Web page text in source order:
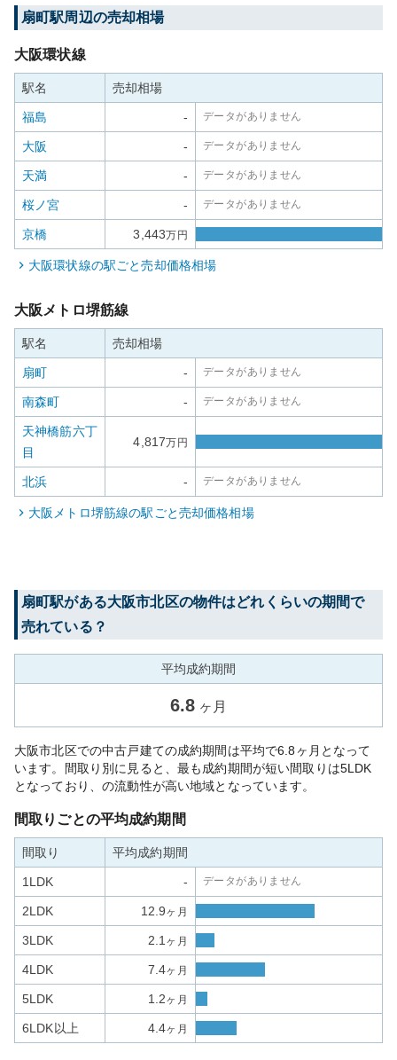
扇町駅周辺の売却相場
大阪環状線
駅名 売却相場
福島 - データがありません
大阪 - データがありません
天満 - データがありません
桜ノ宮 - データがありません
京橋 3,443万円
大阪環状線の駅ごと売却価格相場
大阪メトロ堺筋線
駅名 売却相場
扇町 - データがありません
南森町 - データがありません
天神橋筋六丁
目
4,817万円
北浜 - データがありません
大阪メトロ堺筋線の駅ごと売却価格相場
扇町駅がある大阪市北区の物件はどれくらいの期間で
売れている？
平均成約期間
6.8 ヶ月
大阪市北区での中古戸建ての成約期間は平均で6.8ヶ月となって
います。間取り別に見ると、最も成約期間が短い間取りは5LDK
となっており、の流動性が高い地域となっています。
間取りごとの平均成約期間
間取り 平均成約期間
1LDK - データがありません
2LDK 12.9ヶ月
3LDK 2.1 ヶ月
4LDK 7.4ヶ月
5LDK 1.2ヶ月
6LDK以上 4.4ヶ月